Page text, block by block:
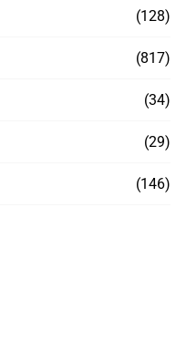
(128)
(817)
(34)
(29)
(146)